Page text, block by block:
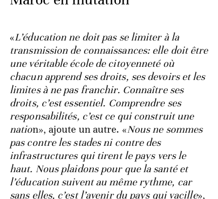
«L’éducation ne doit pas se limiter à la
transmission de connaissances: elle doit être
une véritable école de citoyenneté où
chacun apprend ses droits, ses devoirs et les
limites à ne pas franchir. Connaître ses
droits, c’est essentiel. Comprendre ses
responsabilités, c’est ce qui construit une
nation», ajoute un autre. «Nous ne sommes
pas contre les stades ni contre des
infrastructures qui tirent le pays vers le
haut. Nous plaidons pour que la santé et
l’éducation suivent au même rythme, car
sans elles, c’est l’avenir du pays qui vacille»,